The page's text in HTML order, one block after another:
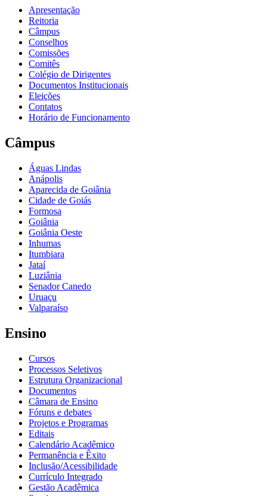
Apresentação
Reitoria
Câmpus
Conselhos
Comissões
Comitês
Colégio de Dirigentes
Documentos Institucionais
Eleições
Contatos
Horário de Funcionamento
Câmpus
Águas Lindas
Anápolis
Aparecida de Goiânia
Cidade de Goiás
Formosa
Goiânia
Goiânia Oeste
Inhumas
Itumbiara
Jataí
Luziânia
Senador Canedo
Uruaçu
Valparaíso
Ensino
Cursos
Processos Seletivos
Estrutura Organizacional
Documentos
Câmara de Ensino
Fóruns e debates
Projetos e Programas
Editais
Calendário Acadêmico
Permanência e Êxito
Inclusão/Acessibilidade
Currículo Integrado
Gestão Acadêmica